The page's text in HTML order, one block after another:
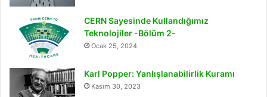
CERN Sayesinde Kullandığımız
Teknolojiler -Bölüm 2-
Ocak 25, 2024
Karl Popper: Yanlışlanabilirlik Kuramı
Kasım 30, 2023